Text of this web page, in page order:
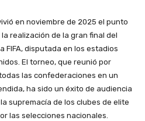
en noviembre de 2025 el punto
realización de la gran final del
FIFA, disputada en los estadios
El torneo, que reunió por
las confederaciones en un
ha sido un éxito de audiencia
supremacía de los clubes de elite
las selecciones nacionales.